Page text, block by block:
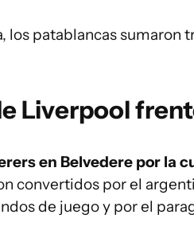
los patablancas sumaron
Liverpool
en Belvedere por la
convertidos por el
de juego y por el